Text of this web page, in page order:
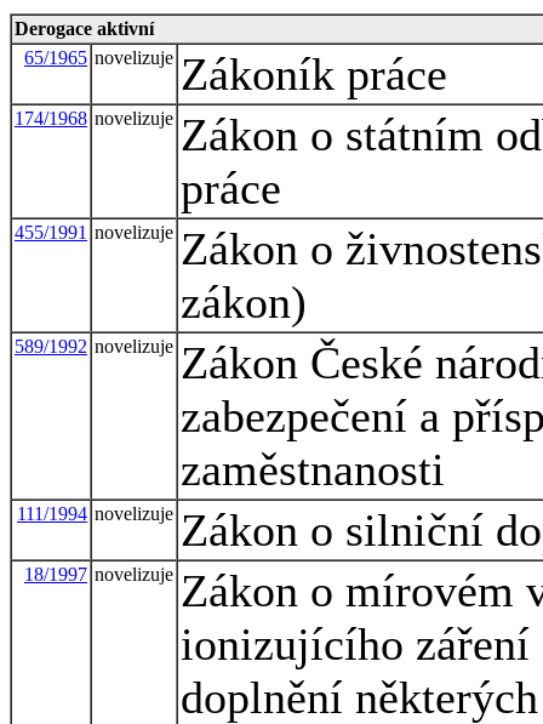
Derogace aktivní
65/1965 novelizuje Zákoník práce
174/1968 novelizuje Zákon o státním
práce
455/1991 novelizuje Zákon o
zákon)
589/1992 novelizuje Zákon České
zabezpečení a
zaměstnanosti
111/1994 novelizuje Zákon o silniční
18/1997 novelizuje Zákon o mírovém
ionizujícího záření
doplnění